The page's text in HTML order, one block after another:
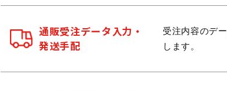
通販受注データ入力・
発送手配
受注内容のデ
します。